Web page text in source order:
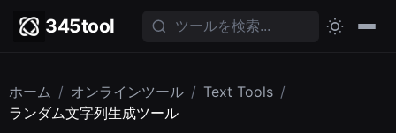
345tool
ホーム / オンラインツール / Text Tools /
ランダム文字列生成ツール